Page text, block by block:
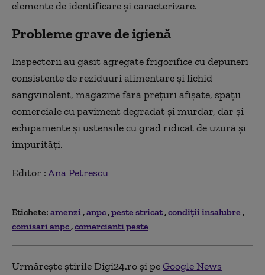
elemente de identificare şi caracterizare.
Probleme grave de igienă
Inspectorii au găsit agregate frigorifice cu depuneri
consistente de reziduuri alimentare şi lichid
sangvinolent, magazine fără preţuri afişate, spaţii
comerciale cu paviment degradat şi murdar, dar şi
echipamente şi ustensile cu grad ridicat de uzură şi
impurităţi.
Editor :Ana Petrescu
Etichete: amenzi anpc peste stricat condiţii insalubre
comisari anpc comercianti peste
Urmărește știrile Digi24.ro și peGoogle News